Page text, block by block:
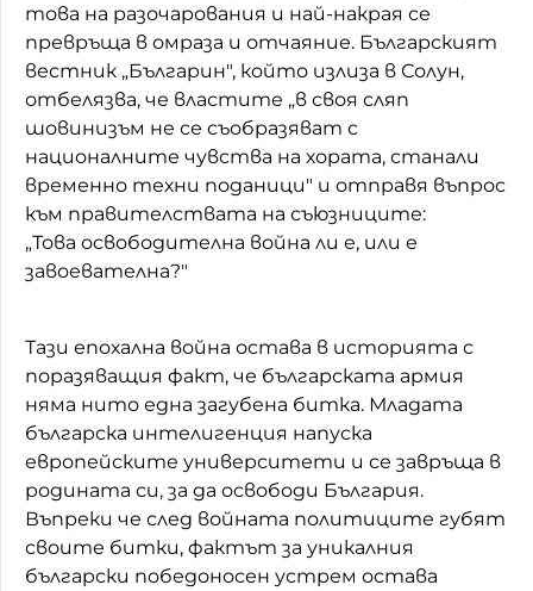
това на разочарования и най-накрая се
превръща в омраза и отчаяние. Българският
вестник „Българин", който излиза в Солун,
отбелязва, че властите „в своя сляп
шовинизъм не се съобразяват с
националните чувства на хората, станали
временно техни поданици" и отправя въпрос
към правителствата на съюзниците:
„Това освободителна война ли е, или е
завоевателна?"
Тази епохална война остава в историята с
поразяващия факт, че българската армия
няма нито една загубена битка. Младата
българска интелигенция напуска
европейските университети и се завръща в
родината си, за да освободи България.
Въпреки че след войната политиците губят
своите битки, фактът за уникалния
български победоносен устрем остава